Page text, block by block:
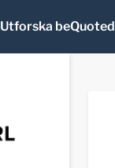
Utforska beQuoted